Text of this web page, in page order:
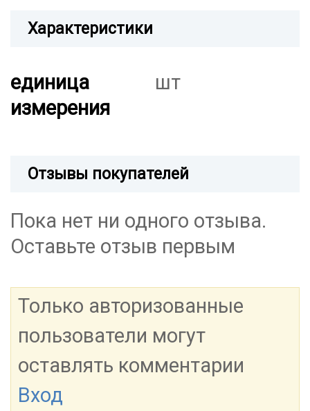
Характеристики
единица
измерения
шт
Отзывы покупателей
Пока нет ни одного отзыва.
Оставьте отзыв первым
Только авторизованные
пользователи могут
оставлять комментарии
Вход